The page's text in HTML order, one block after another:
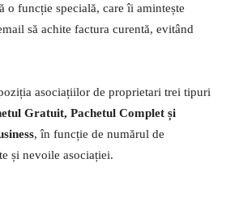
o funcție specială, care îi amintește
să achite factura curentă, evitând
asociațiilor de proprietari trei tipuri
Gratuit, Pachetul Complet și
, în funcție de numărul de
și nevoile asociației.